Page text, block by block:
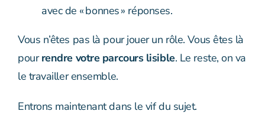
avec de « bonnes » réponses.
Vous n’êtes pas là pour jouer un rôle. Vous êtes là
pourrendre votre parcours lisible. Le reste, on va
le travailler ensemble.
Entrons maintenant dans le vif du sujet.